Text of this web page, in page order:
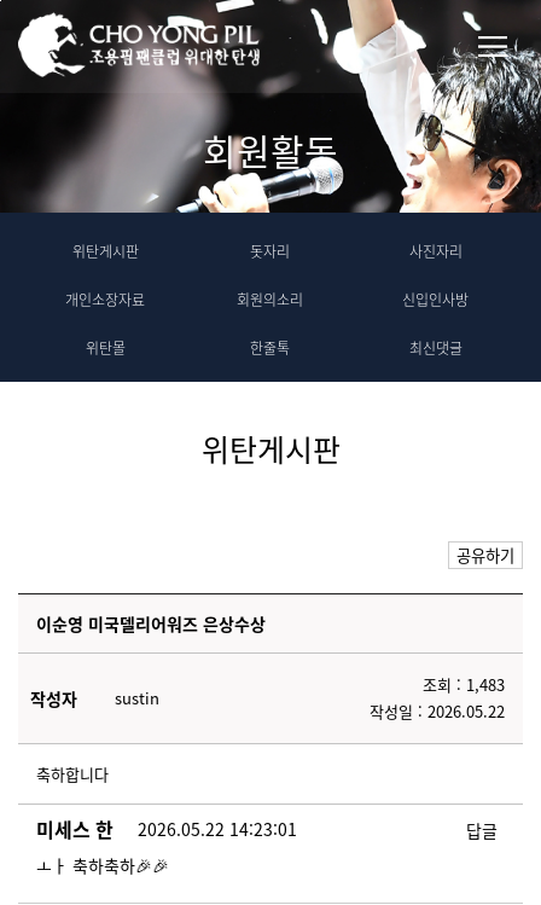
회원활동
위탄게시판 돗자리 사진자리
개인소장자료 회원의소리 신입인사방
위탄몰 한줄톡 최신댓글
위탄게시판
공유하기
이순영 미국델리어워즈 은상수상
작성자 sustin
조회 : 1,483
작성일 : 2026.05.22
축하합니다
미세스 한 2026.05.22 14:23:01
답글
ㅗㅏ 축하축하🎉🎉